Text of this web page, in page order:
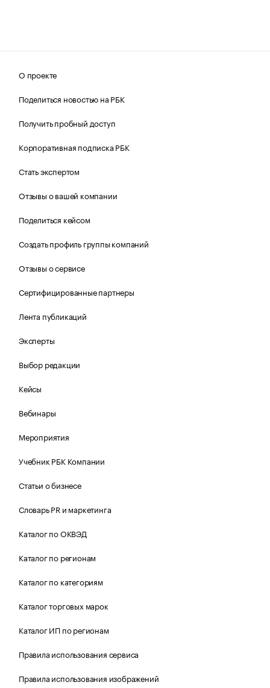
О проекте
Поделиться новостью на РБК
Получить пробный доступ
Корпоративная подписка РБК
Стать экспертом
Отзывы о вашей компании
Поделиться кейсом
Создать профиль группы компаний
Отзывы о сервисе
Сертифицированные партнеры
Лента публикаций
Эксперты
Выбор редакции
Кейсы
Вебинары
Мероприятия
Учебник РБК Компании
Статьи о бизнесе
Словарь PR и маркетинга
Каталог по ОКВЭД
Каталог по регионам
Каталог по категориям
Каталог торговых марок
Каталог ИП по регионам
Правила использования сервиса
Правила использования изображений